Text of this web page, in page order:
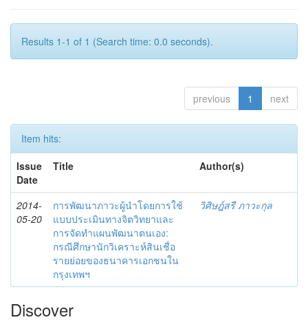
Results 1-1 of 1 (Search time: 0.0 seconds).
previous 1 next
Item hits:
Issue
Date
Title Author(s)
2014-
05-20
การพัฒนาภาวะผู้นำโดยการใช้
แบบประเมินทางจิตวิทยาและ
การจัดทำแผนพัฒนาตนเอง:
กรณีศึกษานักวิเคราะห์สินเชื่อ
รายย่อยของธนาคารเอกชนใน
กรุงเทพฯ
วิศิษฎ์สรี ภาวะกุล
Discover